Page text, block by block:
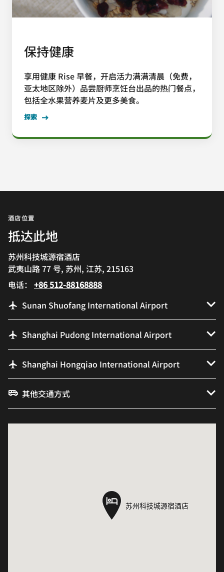
保持健康
享用健康 Rise 早餐，开启活力满满清晨（免费，
亚太地区除外）品尝厨师烹饪台出品的热门餐点，
包括全水果营养麦片及更多美食。
探索
酒店位置
抵达此地
苏州科技城源宿酒店
武夷山路 77 号, 苏州, 江苏, 215163
电话： +86 512-88168888
Sunan Shuofang International Airport
Shanghai Pudong International Airport
Shanghai Hongqiao International Airport
其他交通方式
苏州科技城源宿酒店
苏州科技城源宿酒店